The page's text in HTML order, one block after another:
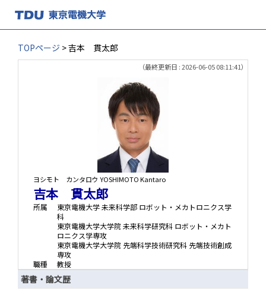
TOPページ > 吉本 貫太郎
（最終更新日 : 2026-06-05 08:11:41）
ヨシモト カンタロウ YOSHIMOTO Kantaro
吉本 貫太郎
所属
東京電機大学 未来科学部 ロボット・メカトロニクス学
科
東京電機大学大学院 未来科学研究科 ロボット・メカト
ロニクス学専攻
東京電機大学大学院 先端科学技術研究科 先端技術創成
専攻
職種
教授
著書・論文歴